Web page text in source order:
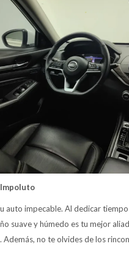
auto impecable. Al dedicar
suave y húmedo es tu mejor
no te olvides de los